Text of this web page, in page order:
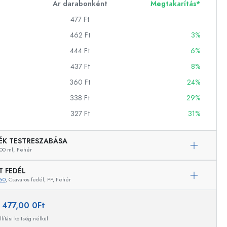
Ár darabonként
Megtakarítás*
477 Ft
462 Ft
3%
444 Ft
6%
437 Ft
8%
360 Ft
24%
338 Ft
29%
327 Ft 31%
TESTRESZABÁSA
ml, Fehér
FEDÉL
, Csavaros fedél, PP, Fehér
477,00 0Ft
költség nélkül